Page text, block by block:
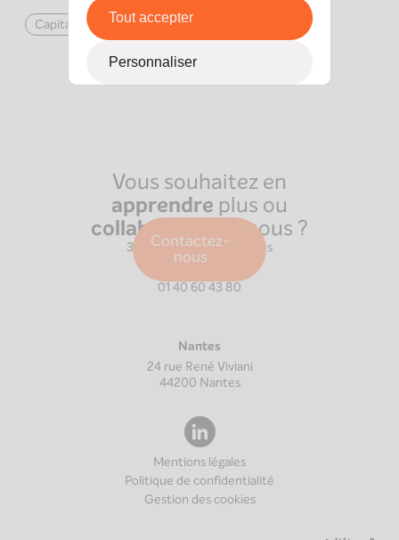
Capital Flexible
intégrateur IT
Vous souhaitez en
apprendre plus ou
collaborer
avec nous ?
Contactez-
nous
39 Boulevard Malesherbes
75008
01 40 60 43 80
Nantes
24 rue René Viviani
44200 Nantes
Mentions légales
Politique de confidentialité
Gestion des cookies
Tout accepter
Personnaliser